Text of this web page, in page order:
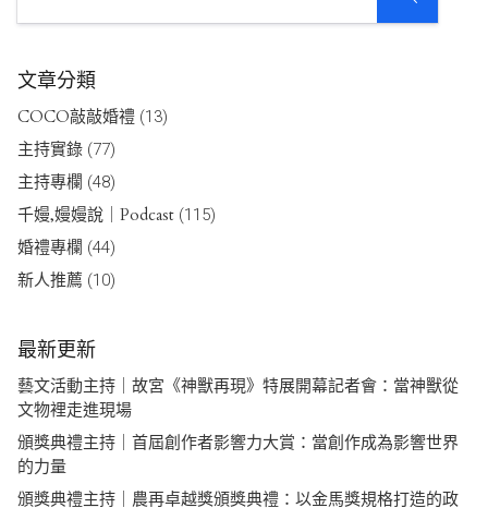
文章分類
COCO敲敲婚禮 (13)
主持實錄 (77)
主持專欄 (48)
千嫚,嫚嫚說｜Podcast (115)
婚禮專欄 (44)
新人推薦 (10)
最新更新
藝文活動主持｜故宮《神獸再現》特展開幕記者會：當神獸從
文物裡走進現場
頒獎典禮主持｜首屆創作者影響力大賞：當創作成為影響世界
的力量
頒獎典禮主持｜農再卓越獎頒獎典禮：以金馬獎規格打造的政